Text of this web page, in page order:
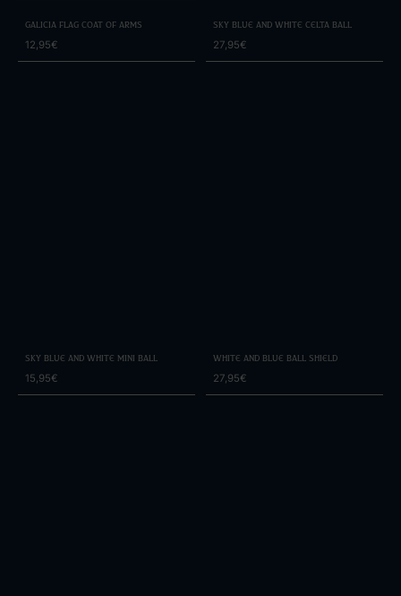
Galicia Flag Coat of Arms
12,95€
Sky Blue and White Celta Ball
27,95€
Sky Blue and White Mini Ball
15,95€
White and Blue Ball Shield
27,95€